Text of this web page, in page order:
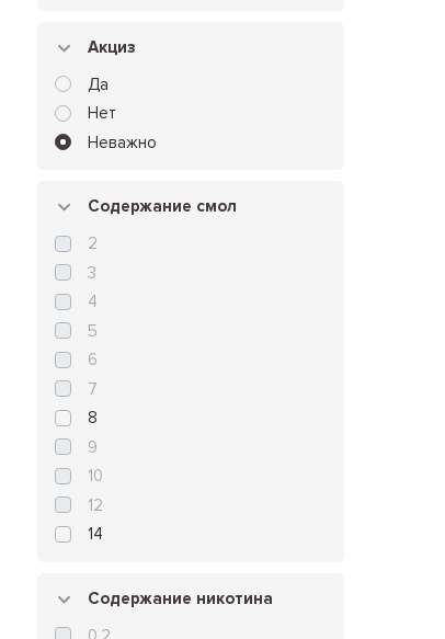
Акциз
Да
Нет
Неважно
Содержание смол
2
3
4
5
6
7
8
9
10
12
14
Содержание никотина